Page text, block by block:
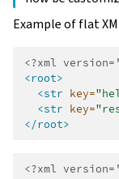
Example of flat
<?xml
<root>
<str key=
<str key=
</root>
<?xml